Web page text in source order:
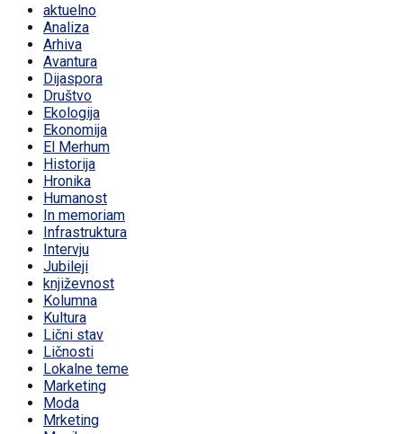
aktuelno
Analiza
Arhiva
Avantura
Dijaspora
Društvo
Ekologija
Ekonomija
El Merhum
Historija
Hronika
Humanost
In memoriam
Infrastruktura
Intervju
Jubileji
književnost
Kolumna
Kultura
Lični stav
Ličnosti
Lokalne teme
Marketing
Moda
Mrketing